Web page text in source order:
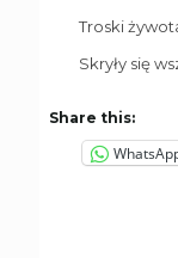
Troski
Skryły się
Share this: